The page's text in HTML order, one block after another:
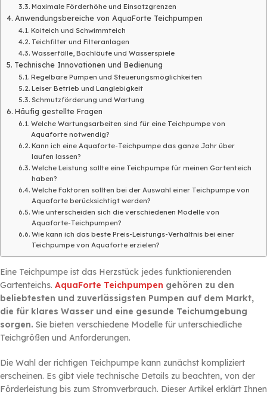
Maximale Förderhöhe und Einsatzgrenzen
Anwendungsbereiche von AquaForte Teichpumpen
Koiteich und Schwimmteich
Teichfilter und Filteranlagen
Wasserfälle, Bachläufe und Wasserspiele
Technische Innovationen und Bedienung
Regelbare Pumpen und Steuerungsmöglichkeiten
Leiser Betrieb und Langlebigkeit
Schmutzförderung und Wartung
Häufig gestellte Fragen
Welche Wartungsarbeiten sind für eine Teichpumpe von
Aquaforte notwendig?
Kann ich eine Aquaforte-Teichpumpe das ganze Jahr über
laufen lassen?
Welche Leistung sollte eine Teichpumpe für meinen Gartenteich
haben?
Welche Faktoren sollten bei der Auswahl einer Teichpumpe von
Aquaforte berücksichtigt werden?
Wie unterscheiden sich die verschiedenen Modelle von
Aquaforte-Teichpumpen?
Wie kann ich das beste Preis-Leistungs-Verhältnis bei einer
Teichpumpe von Aquaforte erzielen?
Eine Teichpumpe ist das Herzstück jedes funktionierenden
Gartenteichs. AquaForte Teichpumpen gehören zu den
beliebtesten und zuverlässigsten Pumpen auf dem Markt,
die für klares Wasser und eine gesunde Teichumgebung
sorgen. Sie bieten verschiedene Modelle für unterschiedliche
Teichgrößen und Anforderungen.
Die Wahl der richtigen Teichpumpe kann zunächst kompliziert
erscheinen. Es gibt viele technische Details zu beachten, von der
Förderleistung bis zum Stromverbrauch. Dieser Artikel erklärt Ihnen